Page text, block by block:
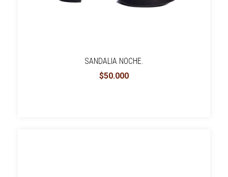
SANDALIA NOCHE.
$50.000